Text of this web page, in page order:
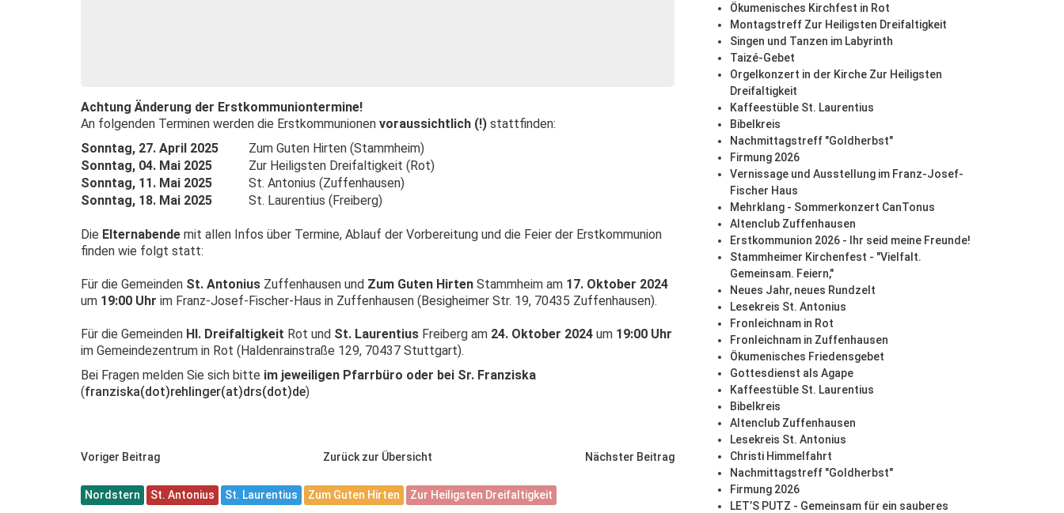
Achtung Änderung der Erstkommuniontermine!
An folgenden Terminen werden die Erstkommunionen voraussichtlich (!) stattfinden:
Sonntag, 27. April 2025
Zum Guten Hirten (Stammheim)
Sonntag, 04. Mai 2025
Zur Heiligsten Dreifaltigkeit (Rot)
Sonntag, 11. Mai 2025
St. Antonius (Zuffenhausen)
Sonntag, 18. Mai 2025
St. Laurentius (Freiberg)
Die Elternabende mit allen Infos über Termine, Ablauf der Vorbereitung und die Feier der Erstkommunion
finden wie folgt statt:
Für die Gemeinden St. Antonius Zuffenhausen und Zum Guten Hirten Stammheim am 17. Oktober 2024
um 19:00 Uhr im Franz-Josef-Fischer-Haus in Zuffenhausen (Besigheimer Str. 19, 70435 Zuffenhausen).
Für die Gemeinden Hl. Dreifaltigkeit Rot und St. Laurentius Freiberg am 24. Oktober 2024 um 19:00 Uhr
im Gemeindezentrum in Rot (Haldenrainstraße 129, 70437 Stuttgart).
Bei Fragen melden Sie sich bitte im jeweiligen Pfarrbüro oder bei Sr. Franziska
(franziska(dot)rehlinger(at)drs(dot)de)
Voriger Beitrag Zurück zur Übersicht Nächster Beitrag
Nordstern St. Antonius St. Laurentius Zum Guten Hirten Zur Heiligsten Dreifaltigkeit
Ökumenisches Kirchfest in Rot
Montagstreff Zur Heiligsten Dreifaltigkeit
Singen und Tanzen im Labyrinth
Taizé-Gebet
Orgelkonzert in der Kirche Zur Heiligsten
Dreifaltigkeit
Kaffeestüble St. Laurentius
Bibelkreis
Nachmittagstreff "Goldherbst"
Firmung 2026
Vernissage und Ausstellung im Franz-Josef-
Fischer Haus
Mehrklang - Sommerkonzert CanTonus
Altenclub Zuffenhausen
Erstkommunion 2026 - Ihr seid meine Freunde!
Stammheimer Kirchenfest - "Vielfalt.
Gemeinsam. Feiern,"
Neues Jahr, neues Rundzelt
Lesekreis St. Antonius
Fronleichnam in Rot
Fronleichnam in Zuffenhausen
Ökumenisches Friedensgebet
Gottesdienst als Agape
Kaffeestüble St. Laurentius
Bibelkreis
Altenclub Zuffenhausen
Lesekreis St. Antonius
Christi Himmelfahrt
Nachmittagstreff "Goldherbst"
Firmung 2026
LET’S PUTZ - Gemeinsam für ein sauberes